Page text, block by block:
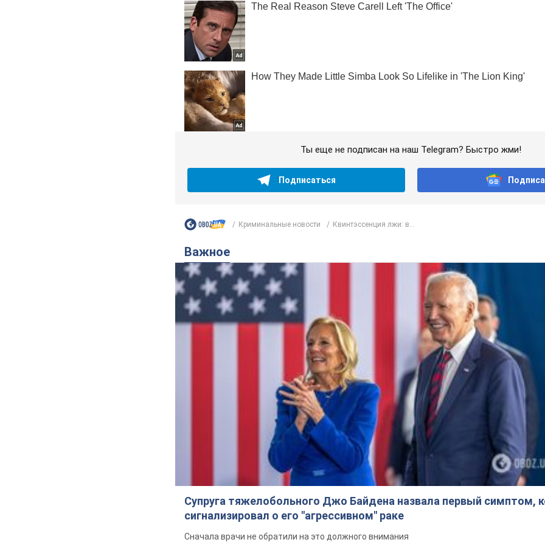
Ты еще не подписан на наш Telegram? Быстро жми!
Подписаться
Криминальные новости Квинтэссенция лжи: в...
Важное
Супруга тяжелобольного Джо Байдена назвала первый симптом,
сигнализировал о его "агрессивном" раке
Сначала врачи не обратили на это должного внимания